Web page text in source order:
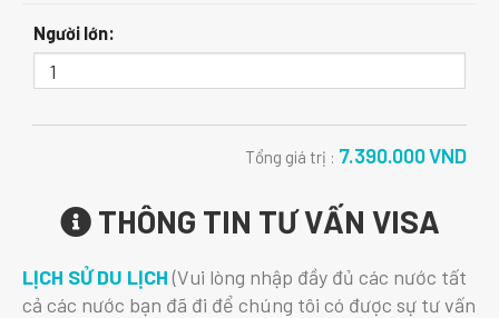
Người lớn:
Tổng giá trị : 7.390.000VND
THÔNG TIN TƯ VẤN VISA
LỊCH SỬ DU LỊCH(Vui lòng nhập đầy đủ các nước tất
cả các nước bạn đã đi để chúng tôi có được sự tư vấn